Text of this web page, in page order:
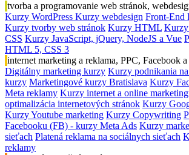
tvorba a programovanie web stránok,
Kurzy WordPress Kurzy webdesign Front-End
Kurzy tvorby web stránok Kurzy HTML
CSS Kurzy JavaScript, jQuery, NodeJS a Vue
HTML 5, CSS 3
internet marketing a reklama, PPC, Facebook
Digitálny marketing kurzy Kurzy podnikania
kurzy Marketingové kurzy Bratislava Kurzy
Meta reklamy Kurzy internet a online
optimalizácia internetových stránok Kurzy
Kurzy Youtube marketing Kurzy Copywriting
Facebooku (FB) - kurzy Meta Ads Kurzy
sieťach Platená reklama na sociálnych sieťach
reklamy